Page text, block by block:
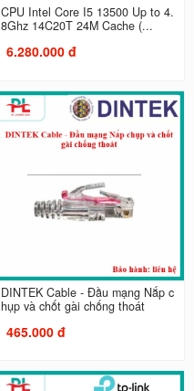
CPU Intel Core I5 13500 Up to 4.
8Ghz 14C20T 24M Cache (...
6.280.000 đ
DINTEK Cable - Đầu mạng Nắp c
hụp và chốt gài chống thoát
465.000 đ